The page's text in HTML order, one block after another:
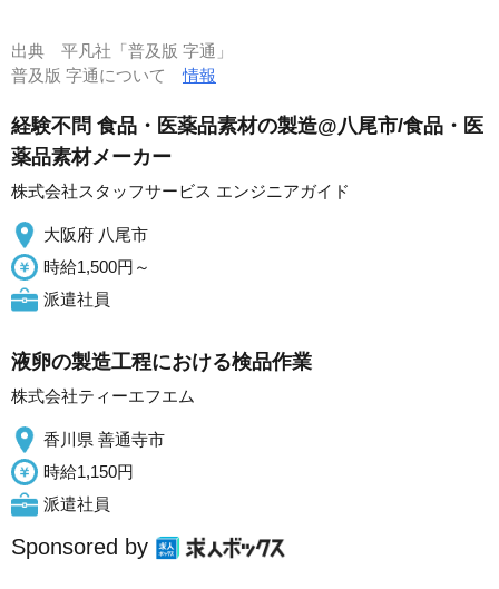
出典 平凡社「普及版 字通」
普及版 字通について情報
経験不問 食品・医薬品素材の製造@八尾市/食品・医
薬品素材メーカー
株式会社スタッフサービス エンジニアガイド
大阪府 八尾市
時給1,500円～
派遣社員
液卵の製造工程における検品作業
株式会社ティーエフエム
香川県 善通寺市
時給1,150円
派遣社員
Sponsored by